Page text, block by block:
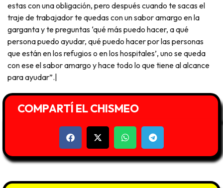
estas con una obligación, pero después cuando te sacas el
traje de trabajador te quedas con un sabor amargo en la
garganta y te preguntas ‘qué más puedo hacer, a qué
persona puedo ayudar, qué puedo hacer por las personas
que están en los refugios o en los hospitales’, uno se queda
con ese el sabor amargo y hace todo lo que tiene al alcance
para ayudar”.|
COMPARTÍ EL CHISMEO